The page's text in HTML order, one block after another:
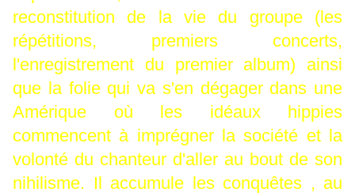
reconstitution de la vie du groupe (les
répétitions, premiers concerts,
l'enregistrement du premier album) ainsi
que la folie qui va s'en dégager dans une
Amérique où les idéaux hippies
commencent à imprégner la société et la
volonté du chanteur d'aller au bout de son
nihilisme. Il accumule les conquêtes , au